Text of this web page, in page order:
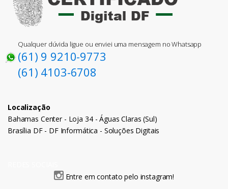
Qualquer dúvida ligue ou enviei uma mensagem no Whatsapp
(61) 9 9210-9773
(61) 4103-6708
Localização
Bahamas Center - Loja 34 - Águas Claras (Sul)
Brasília DF - DF Informática - Soluções Digitais
Entre em contato pelo instagram!